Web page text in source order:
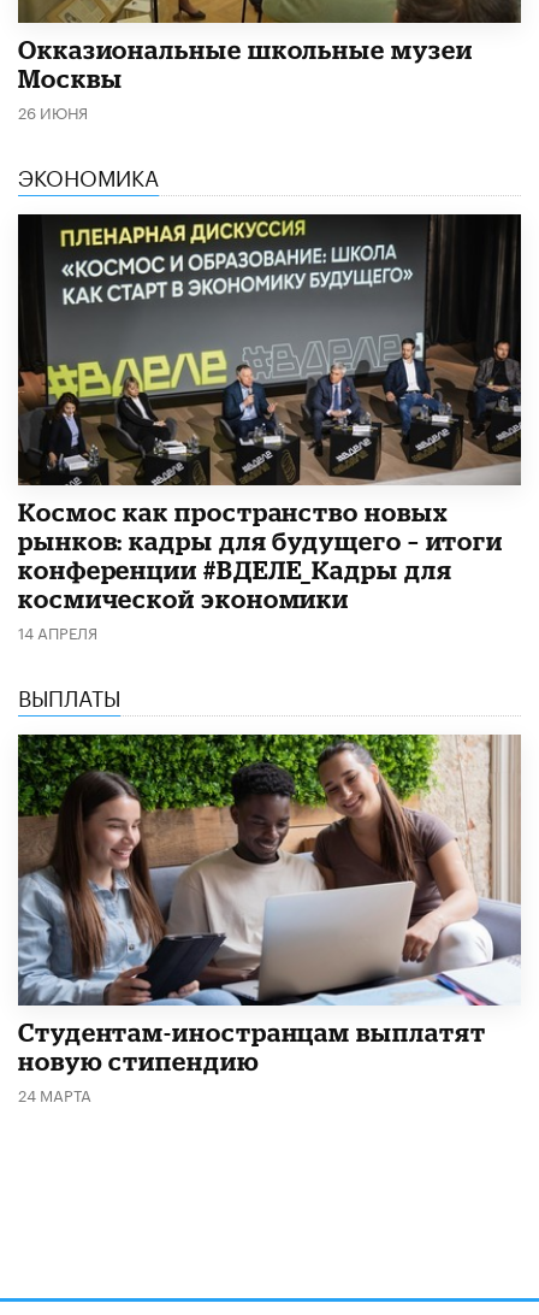
​Окказиональные школьные музеи
Москвы
26 ИЮНЯ
ЭКОНОМИКА
Космос как пространство новых
рынков: кадры для будущего – итоги
конференции #ВДЕЛЕ_Кадры для
космической экономики
14 АПРЕЛЯ
ВЫПЛАТЫ
Студентам-иностранцам выплатят
новую стипендию
24 МАРТА